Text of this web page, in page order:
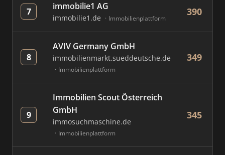
7 immobilie1 AG
immobilie1.de Immobilienplattform
390
8
AVIV Germany GmbH
immobilienmarkt.sueddeutsche.de
Immobilienplattform
349
9
Immobilien Scout Österreich
GmbH
immosuchmaschine.de
Immobilienplattform
345